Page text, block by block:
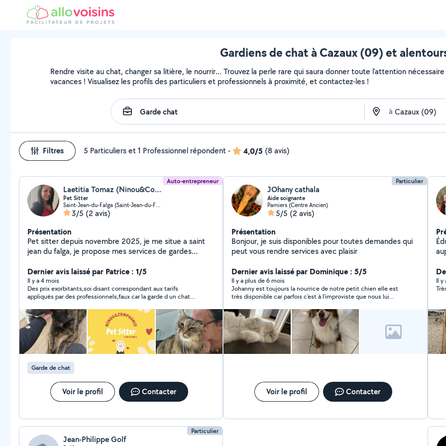
Gardiens de chat à Cazaux (09) et
Rendre visite au chat, changer sa litière, le nourrir... Trouvez la perle rare qui saura donner toute l'attention
vacances ! Visualisez les profils des particuliers et professionnels à proximité, et contactez-les !
à
Filtres 5 Particuliers et 1 Professionnel répondent- 4,0/5 (8 avis)
Auto-entrepreneur
Laetitia Tomaz (Ninou&Compagnie)
Pet Sitter
Saint-Jean-du-Falga (Saint-Jean-du-Falga)
3/5 (2 avis)
Présentation
Pet sitter depuis novembre 2025, je me situe a saint
jean du falga, je propose mes services de gardes
alentours . Garde à mon domicile, visite au domicile du
propriétaire.
Dernier avis laissé par Patrice : 1/5
Il y a 4 mois
Des prix exorbitants,soi disant correspondant aux tarifs
appliqués par des professionnels,faux car la garde d un chat
Garde de chat
Voir le profil Contacter
Particulier
JOhany cathala
Aide soignante
Pamiers (Centre Ancien)
5/5 (2 avis)
Présentation
Bonjour, je suis disponibles pour toutes demandes qui
peut vous rendre services avec plaisir
Dernier avis laissé par Dominique : 5/5
Il y a plus de 6 mois
Johanny est toujours la nourrice de notre petit chien elle est
très disponible car parfois c'est à l'improviste que nous lui
aussi (mais des chats). Elle est très souriante et aimable.
Voir le profil Contacter
Il y
Particulier
Jean-Philippe Golf